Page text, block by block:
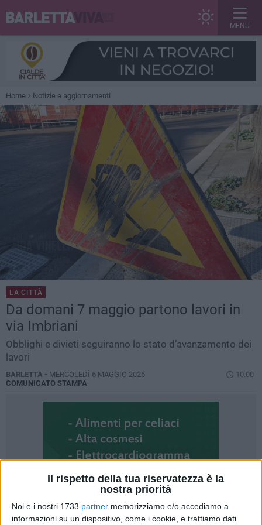
Il rispetto della tua riservatezza è la
nostra priorità
Noi e i nostri 1733 partner memorizziamo e/o accediamo a
informazioni su un dispositivo, come i cookie, e trattiamo dati
MENU
Home Notizie e aggiornamenti
LA CITTÀ
Da domani 7 maggio partono lavori in
via Imbriani
Obblighi e divieti seguiranno lo stato d’avanzamento dei
lavori
BARLETTA - MERCOLEDÌ 6 MAGGIO 2026
10.00
COMUNICATO STAMPA